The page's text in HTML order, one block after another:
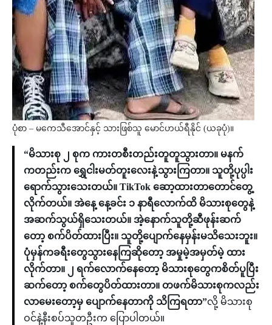
ပုံစာ – မကေသီအောင်နှင့် သားဖြစ်သူ မောင်ဟယ်ရီနိုင် (ယခုပုံ)။
“မိသားစု ၂ စုက ကားတစီးတည်းတူတူသွားတာ။ မနက်
ကတည်းက ရွှေငါးမတ်တူးလေးနဲ့သွားကြတာ။ သူတို့ပုပ္ပါး
ရောက်သွားသေးတယ်။ TikTok ဆော့ထားတာတောင်တွေ့
လိုက်တယ်။ အဲနေ့ နေ့ခင်း ၁ နာရီလောက်ထိ မိသားစုတွေနဲ့
အဆက်သွယ်ရှိသေးတယ်။ အဲ့နောက်သူတို့ဆီဖုန်းဆက်
တော့ စက်ပိတ်ထားပြီး။ သူတို့ပျောက်နေမှန်းမသိသေးဘူး။
ပုံမှန်ကခရီးတွေသွားနေကြဆိုတော့ အမှုမဲ့အမှတ်မဲ့ ထား
လိုက်တာ။ ၂ ရက်လောက်နေတော့ မိသားစုတွေကစိတ်ပူပြီး
ဆက်တော့ စက်တွေပိတ်ထားတာ။ တဖက်မိသားစုကလည်း
လာမေးတော့မှ ပျောက်နေတာကို သိကြရတာ”လို့ မိသားစု
ဝင်နဲ့နီးစပ်သူတဦးက ပြောပါတယ်။